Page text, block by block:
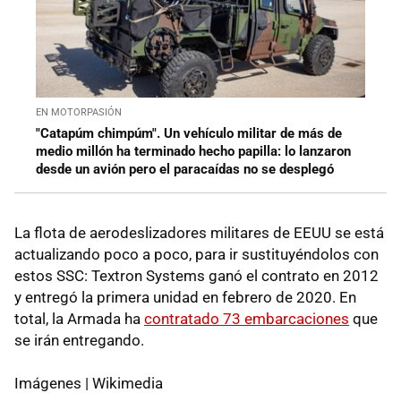
EN MOTORPASIÓN
"Catapúm chimpúm". Un vehículo militar de más de
medio millón ha terminado hecho papilla: lo lanzaron
desde un avión pero el paracaídas no se desplegó
La flota de aerodeslizadores militares de EEUU se está
actualizando poco a poco, para ir sustituyéndolos con
estos SSC: Textron Systems ganó el contrato en 2012
y entregó la primera unidad en febrero de 2020. En
total, la Armada ha contratado 73 embarcaciones que
se irán entregando.
Imágenes | Wikimedia